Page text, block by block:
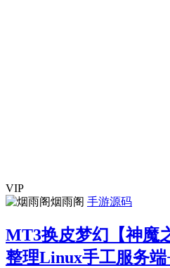
VIP
烟雨阁 手游源码
MT3换皮梦幻【神魔
整理Linux手工服务